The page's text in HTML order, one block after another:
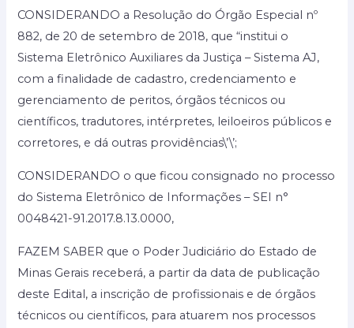
CONSIDERANDO a Resolução do Órgão Especial nº
882, de 20 de setembro de 2018, que “institui o
Sistema Eletrônico Auxiliares da Justiça – Sistema AJ,
com a finalidade de cadastro, credenciamento e
gerenciamento de peritos, órgãos técnicos ou
científicos, tradutores, intérpretes, leiloeiros públicos e
corretores, e dá outras providências\’\’;
CONSIDERANDO o que ficou consignado no processo
do Sistema Eletrônico de Informações – SEI n°
0048421-91.2017.8.13.0000,
FAZEM SABER que o Poder Judiciário do Estado de
Minas Gerais receberá, a partir da data de publicação
deste Edital, a inscrição de profissionais e de órgãos
técnicos ou científicos, para atuarem nos processos